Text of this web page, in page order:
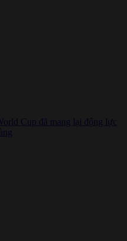
Cup đã mang lại động lực